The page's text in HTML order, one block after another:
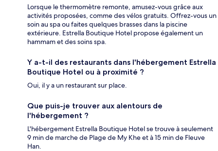
Lorsque le thermomètre remonte, amusez-vous grâce aux
activités proposées, comme des vélos gratuits. Offrez-vous un
soin au spa ou faites quelques brasses dans la piscine
extérieure. Estrella Boutique Hotel propose également un
hammam et des soins spa.
Y a-t-il des restaurants dans l'hébergement Estrella
Boutique Hotel ou à proximité ?
Oui, il y a un restaurant sur place.
Que puis-je trouver aux alentours de
l'hébergement ?
L'hébergement Estrella Boutique Hotel se trouve à seulement
9 min de marche de Plage de My Khe et à 15 min de Fleuve
Han.